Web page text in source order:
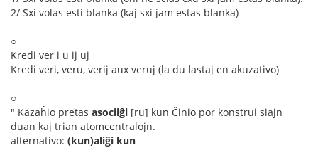
2/ Sxi volas esti blanka (kaj sxi jam estas blanka)
○
Kredi ver i u ij uj
Kredi veri, veru, verij aux veruj (la du lastaj en akuzativo)
○
" Kazaĥio pretas asociiĝi [ru] kun Ĉinio por konstrui siajn
duan kaj trian atomcentralojn.
alternativo: (kun)aliĝi kun